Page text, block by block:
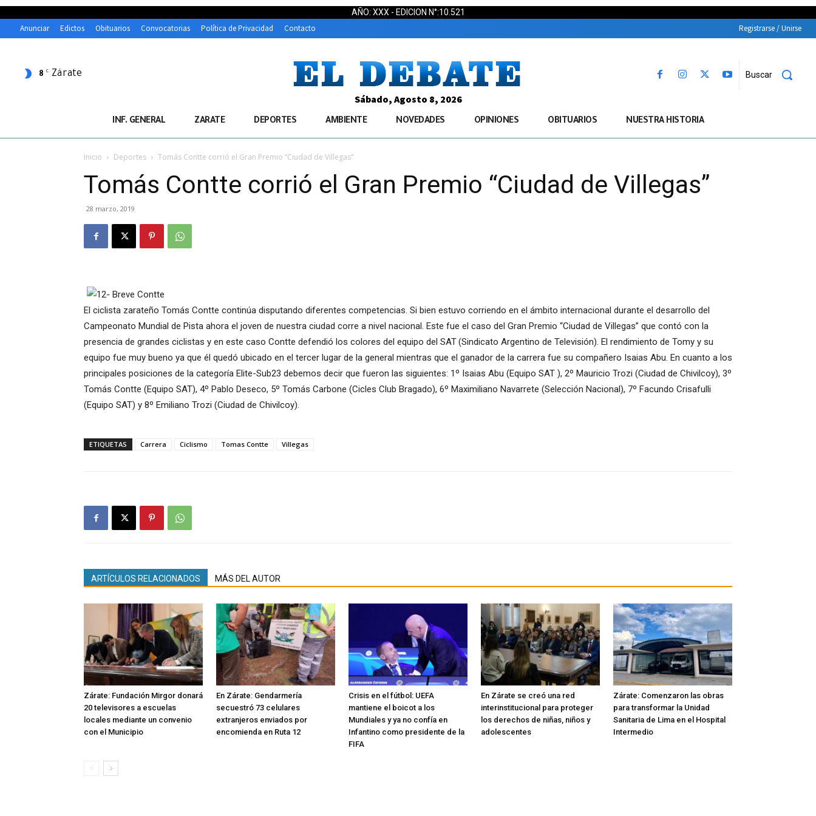
AÑO: XXX - EDICION N°:10.521
Anunciar Edictos Obituarios Convocatorias Política de Privacidad Contacto Registrarse / Unirse
8 C Zárate Buscar
Sábado, Agosto 8, 2026
INF. GENERAL ZARATE DEPORTES AMBIENTE NOVEDADES OPINIONES OBITUARIOS NUESTRA HISTORIA
Inicio Deportes Tomás Contte corrió el Gran Premio “Ciudad de Villegas”
Tomás Contte corrió el Gran Premio “Ciudad de Villegas”
28 marzo, 2019
El ciclista zarateño Tomás Contte continúa disputando diferentes competencias. Si bien estuvo corriendo en el ámbito internacional durante el desarrollo del
Campeonato Mundial de Pista ahora el joven de nuestra ciudad corre a nivel nacional. Este fue el caso del Gran Premio “Ciudad de Villegas” que contó con la
presencia de grandes ciclistas y en este caso Contte defendió los colores del equipo del SAT (Sindicato Argentino de Televisión). El rendimiento de Tomy y su
equipo fue muy bueno ya que él quedó ubicado en el tercer lugar de la general mientras que el ganador de la carrera fue su compañero Isaias Abu. En cuanto a los
principales posiciones de la categoría Elite-Sub23 debemos decir que fueron las siguientes: 1º Isaias Abu (Equipo SAT ), 2º Mauricio Trozi (Ciudad de Chivilcoy), 3º
Tomás Contte (Equipo SAT), 4º Pablo Deseco, 5º Tomás Carbone (Cicles Club Bragado), 6º Maximiliano Navarrete (Selección Nacional), 7º Facundo Crisafulli
(Equipo SAT) y 8º Emiliano Trozi (Ciudad de Chivilcoy).
ETIQUETAS Carrera Ciclismo Tomas Contte Villegas
ARTÍCULOS RELACIONADOS MÁS DEL AUTOR
Zárate: Fundación Mirgor donará
20 televisores a escuelas
locales mediante un convenio
con el Municipio
En Zárate: Gendarmería
secuestró 73 celulares
extranjeros enviados por
encomienda en Ruta 12
Crisis en el fútbol: UEFA
mantiene el boicot a los
Mundiales y ya no confía en
Infantino como presidente de la
FIFA
En Zárate se creó una red
interinstitucional para proteger
los derechos de niñas, niños y
adolescentes
Zárate: Comenzaron las obras
para transformar la Unidad
Sanitaria de Lima en el Hospital
Intermedio